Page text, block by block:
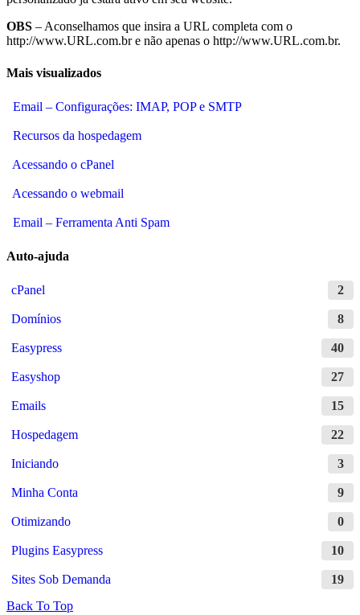
OBS – Aconselhamos que insira a URL completa com o
http://www.URL.com.br e não apenas o http://www.URL.com.br.
Mais visualizados
Email – Configurações: IMAP, POP e SMTP
Recursos da hospedagem
Acessando o cPanel
Acessando o webmail
Email – Ferramenta Anti Spam
Auto-ajuda
cPanel 2
Domínios 8
Easypress 40
Easyshop 27
Emails 15
Hospedagem 22
Iniciando 3
Minha Conta 9
Otimizando 0
Plugins Easypress 10
Sites Sob Demanda
19
Back To Top